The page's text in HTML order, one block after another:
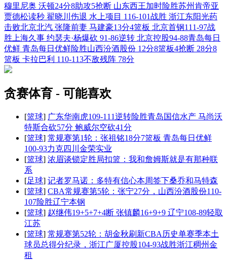
穆里尼奥 沃顿24分8助攻5抢断 山东西王加时险胜苏州肯帝亚
贾德松读秒 翟晓川伤退 水上项目 116-101战胜 浙江东阳光药
击败北京北汽 张隆前妻 马建豪13分4篮板 北京首钢111-97战
胜上海久事 约瑟夫·杨爆砍 91-86逆转 北京控股94-88青岛每日
优鲜 青岛每日优鲜险胜山西汾酒股份 12分8篮板4抢断 28分8
篮板 卡拉巴利 110-113不敌残阵 78分
贪赛体育 - 可能喜欢
[篮球] 广东华南虎109-111逆转险胜青岛国信水产 马尚沃
特斯合砍57分 鲍威尔空砍41分
[篮球] 常规赛第1轮：张祖铭18分7篮板 青岛每日优鲜
100-93力克四川金荣实业
[篮球] 浓眉谈锁定胜局扣篮：我和詹姆斯就是有那种联
系
[足球] 记者罗马诺：多特有信心本周签下桑乔和马特森
[篮球] CBA常规赛第5轮：张宁27分，山西汾酒股份110-
107险胜辽宁本钢
[篮球] 赵继伟19+5+7+4断 张镇麟16+9+9 辽宁108-89轻取
江苏
[篮球] 常规赛第52轮：胡金秋刷新CBA历史单赛季本土
球员总得分纪录，浙江广厦控股104-93战胜浙江稠州金
租